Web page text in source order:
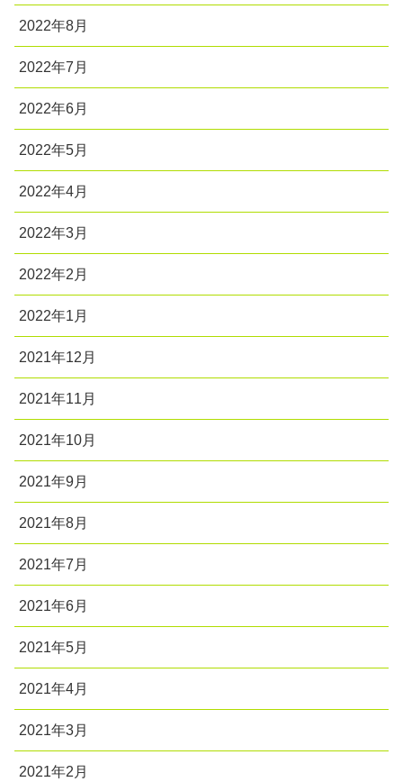
2022年8月
2022年7月
2022年6月
2022年5月
2022年4月
2022年3月
2022年2月
2022年1月
2021年12月
2021年11月
2021年10月
2021年9月
2021年8月
2021年7月
2021年6月
2021年5月
2021年4月
2021年3月
2021年2月